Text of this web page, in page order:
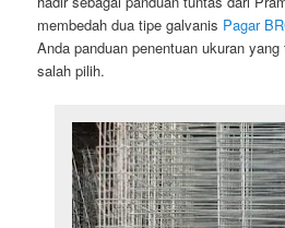
membedah dua tipe galvanis Pagar
Anda panduan penentuan ukuran
salah pilih.